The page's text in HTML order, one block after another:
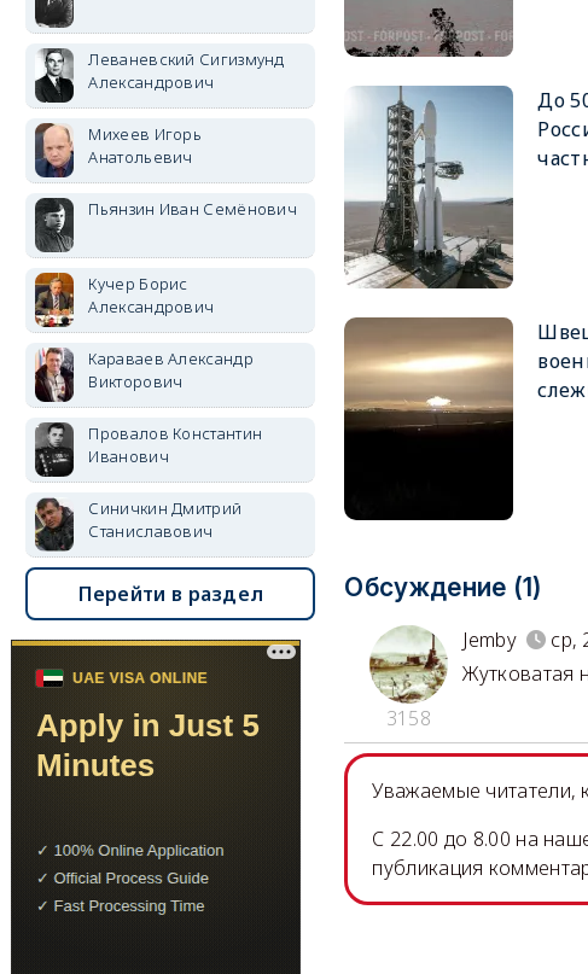
До
Обсуждение (1)
3158
Jemby
ср,
Жутковатая
Уважаемые читатели,
C 22.00 до 8.00 на
публикация
Леваневский Сигизмунд
Александрович
Михеев Игорь
Анатольевич
Пьянзин Иван Семёнович
Кучер Борис
Александрович
Караваев Александр
Викторович
Провалов Константин
Иванович
Синичкин Дмитрий
Станиславович
Перейти в раздел